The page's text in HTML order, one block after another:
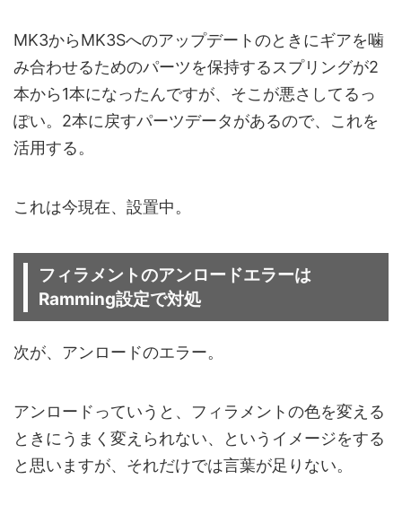
MK3からMK3Sへのアップデートのときにギアを噛
み合わせるためのパーツを保持するスプリングが2
本から1本になったんですが、そこが悪さしてるっ
ぽい。2本に戻すパーツデータがあるので、これを
活用する。
これは今現在、設置中。
フィラメントのアンロードエラーは
Ramming設定で対処
次が、アンロードのエラー。
アンロードっていうと、フィラメントの色を変える
ときにうまく変えられない、というイメージをする
と思いますが、それだけでは言葉が足りない。